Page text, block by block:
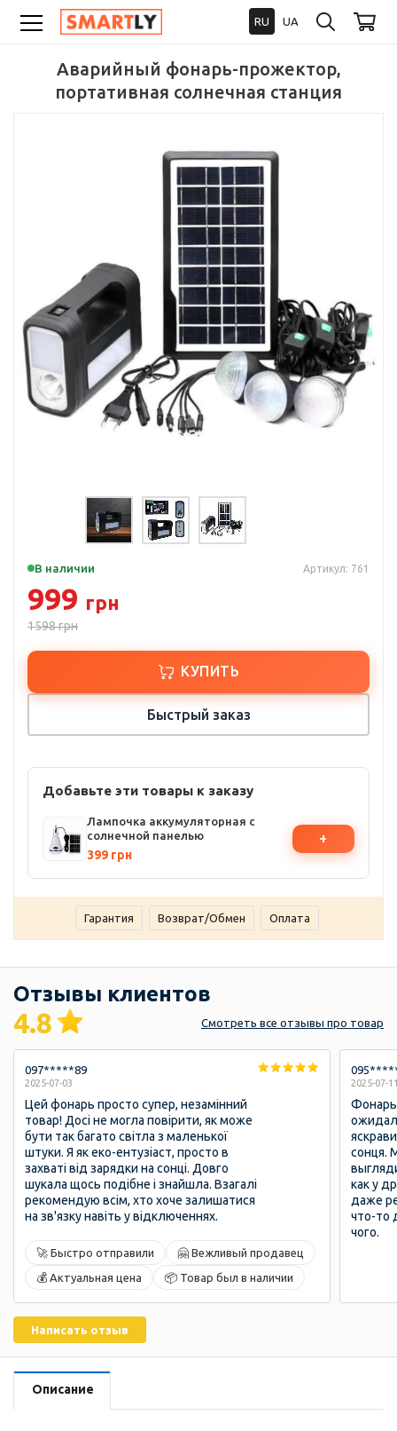
RU UA
Аварийный фонарь-прожектор,
портативная солнечная станция
В наличии Артикул: 761
999 грн
1598грн
КУПИТЬ
Быстрый заказ
Добавьте эти товары к заказу
Лампочка аккумуляторная с
солнечной панелью
399 грн
+
Гарантия Возврат/Обмен Оплата
Отзывы клиентов
4.8 Смотреть все отзывы про товар
097*****89
2025-07-03
Цей фонарь просто супер, незамінний
товар! Досі не могла повірити, як може
бути так багато світла з маленької
штуки. Я як еко-ентузіаст, просто в
захваті від зарядки на сонці. Довго
шукала щось подібне і знайшла. Взагалі
рекомендую всім, хто хоче залишатися
на зв'язку навіть у відключеннях.
🚀 Быстро отправили
🤗 Вежливый продавец
💰 Актуальная цена
📦 Товар был в наличии
2025-07-
Фонарь
сонця.
как у
даже
что-то
чого.
Написать отзыв
Описание